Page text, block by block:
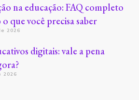
na educação: FAQ completo
que você precisa saber
2026
digitais: vale a pena
2026